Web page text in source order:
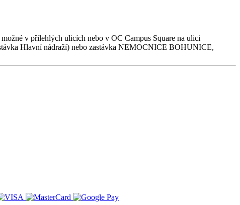
možné v přilehlých ulicích nebo v OC Campus Square na ulici
Hlavní nádraží) nebo zastávka NEMOCNICE BOHUNICE,